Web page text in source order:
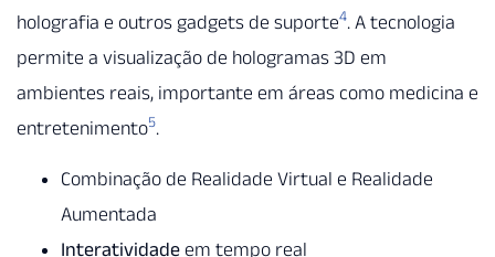
holografia e outros gadgets de suporte4. A tecnologia
permite a visualização de hologramas 3D em
ambientes reais, importante em áreas como medicina e
entretenimento5.
Combinação de Realidade Virtual e Realidade
Aumentada
Interatividade em tempo real